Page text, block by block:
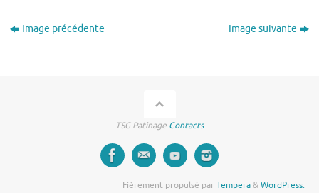
Image précédente Image suivante
TSG Patinage Contacts
Fièrement propulsé parTempera&WordPress.